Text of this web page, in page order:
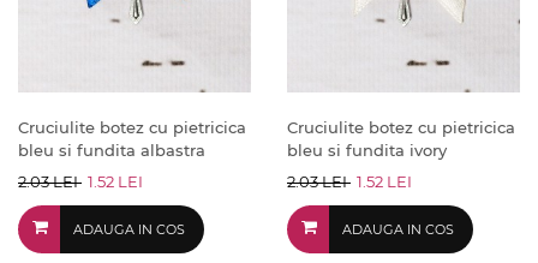
Cruciulite botez cu pietricica
bleu si fundita albastra
2.03 LEI 1.52 LEI
ADAUGA IN COS
Cruciulite botez cu pietricica
bleu si fundita ivory
2.03 LEI 1.52 LEI
ADAUGA IN COS